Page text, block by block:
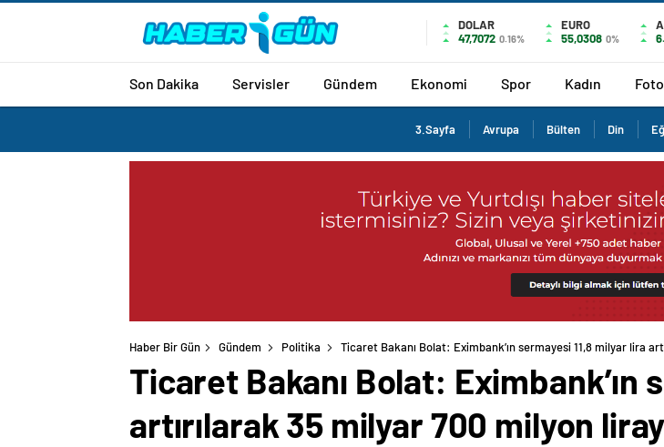
DOLAR
47,7072 0.16%
EURO
55,0308 0%
Son Dakika Servisler Gündem Ekonomi Spor Kadın
3.Sayfa Avrupa Bülten Din
Haber Bir Gün Gündem Politika Ticaret Bakanı Bolat: Eximbank’ın sermayesi 11,8 milyar lira
Ticaret Bakanı Bolat: Eximbank’ın
artırılarak 35 milyar 700 milyon